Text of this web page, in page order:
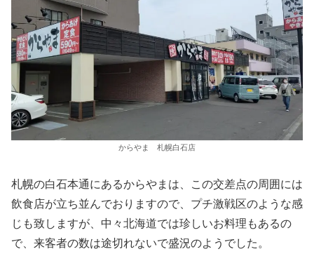
からやま 札幌白石店
札幌の白石本通にあるからやまは、この交差点の周囲には
飲食店が立ち並んでおりますので、プチ激戦区のような感
じも致しますが、中々北海道では珍しいお料理もあるの
で、来客者の数は途切れないで盛況のようでした。